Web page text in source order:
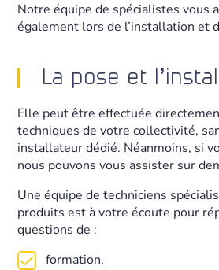
Notre équipe de spécialistes vous
également lors de l’installation et
La pose et
Elle peut être effectuée
techniques de votre collectivité,
installateur dédié. Néanmoins, si
nous pouvons vous assister sur
Une équipe de techniciens
produits est à votre écoute pour
questions de :
formation,